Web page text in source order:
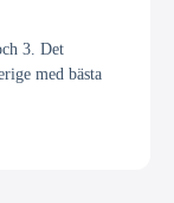
3. Det
med bästa